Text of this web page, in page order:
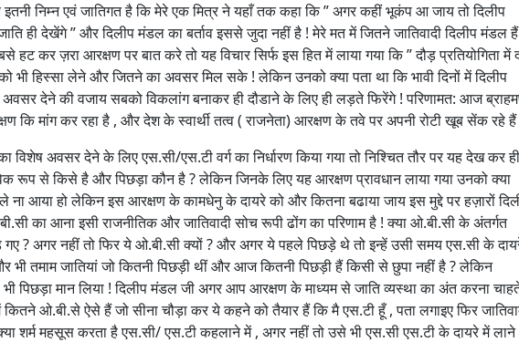
निम्न एवं जातिगत है कि मेरे एक मित्र ने यहाँ तक कहा कि ” अगर कहीं भूकंप आ जाय तो दिलीप
ही देखेंगे ” और दिलीप मंडल का बर्ताव इससे जुदा नहीं है ! मेरे मत में जितने जातिवादी दिलीप मंडल हैं
हट कर ज़रा आरक्षण पर बात करे तो यह विचार सिर्फ इस हित में लाया गया कि ” दौड़ प्रतियोगिता में
भी हिस्सा लेने और जितने का अवसर मिल सके ! लेकिन उनको क्या पता था कि भावी दिनों में दिलीप
अवसर देने की वजाय सबको विकलांग बनाकर ही दौडाने के लिए ही लड़ते फिरेंगे ! परिणामत: आज
कि मांग कर रहा है , और देश के स्वार्थी तत्व ( राजनेता) आरक्षण के तवे पर अपनी रोटी खूब सेंक रहे हैं
अवसर देने के लिए एस.सी/एस.टी वर्ग का निर्धारण किया गया तो निश्चित तौर पर यह देख कर ही
रूप से किसे है और पिछड़ा कौन है ? लेकिन जिनके लिए यह आरक्षण प्रावधान लाया गया उनको क्या
ना आया हो लेकिन इस आरक्षण के कामधेनु के दायरे को और कितना बढाया जाय इस मुद्दे पर हज़ारों
का आना इसी राजनीतिक और जातिवादी सोच रूपी ढोंग का परिणाम है ! क्या ओ.बी.सी के अंतर्गत
? अगर नहीं तो फिर ये ओ.बी.सी क्यों ? और अगर ये पहले पिछड़े थे तो इन्हें उसी समय एस.सी के
भी तमाम जातियां जो कितनी पिछड़ी थीं और आज कितनी पिछड़ी हैं किसी से छुपा नहीं है ? लेकिन
पिछड़ा मान लिया ! दिलीप मंडल जी अगर आप आरक्षण के माध्यम से जाति व्यस्था का अंत करना
ओ.बी.से ऐसे हैं जो सीना चौड़ा कर ये कहने को तैयार हैं कि मै एस.टी हूँ , पता लगाइए फिर
शर्म महसूस करता है एस.सी/ एस.टी कहलाने में , अगर नहीं तो उसे भी एस.सी एस.टी के दायरे में लाने